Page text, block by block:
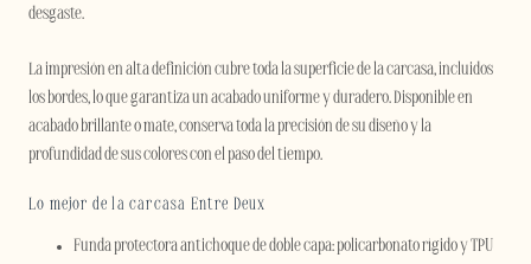
desgaste.
La impresión en alta definición cubre toda la superficie de la carcasa, incluidos
los bordes, lo que garantiza un acabado uniforme y duradero. Disponible en
acabado brillante o mate, conserva toda la precisión de su diseño y la
profundidad de sus colores con el paso del tiempo.
Lo mejor de la carcasa Entre Deux
Funda protectora antichoque de doble capa: policarbonato rígido y TPU